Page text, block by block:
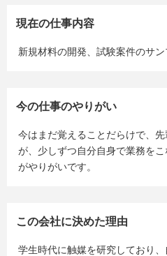
現在の仕事内容
新規材料の開発、試験案件のサ
今の仕事のやりがい
今はまだ覚えることだらけで、
が、少しずつ自分自身で業務を
がやりがいです。
この会社に決めた理由
学生時代に触媒を研究しており